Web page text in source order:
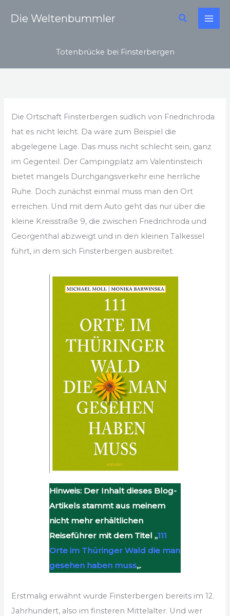
InhaltDie Weltenbummler Suchen
Totenbrücke bei Finsterbergen
Die Ortschaft Finsterbergen südlich von Friedrichroda
hat es nicht leicht. Da wäre zum Beispiel die
abgelegene Lage. Das muss nicht schlecht sein, ganz
im Gegenteil. Der Campingplatz am Valentinsteich
bietet mangels Durchgangsverkehr eine herrliche
Ruhe. Doch zunächst einmal muss man den Ort
erreichen. Und mit dem Auto geht das nur über die
kleine Kreisstraße 9, die zwischen Friedrichroda und
Georgenthal abzweigt und in den kleinen Talkessel
führt, in dem sich Finsterbergen ausbreitet.
Hinweis: Der Inhalt dieses Blog-
Artikels stammt aus meinem
nicht mehr erhältlichen
Reiseführer mit dem Titel „111
Orte im Thüringer Wald die man
gesehen haben muss„.
Erstmalig erwähnt wurde Finsterbergen bereits im 12.
Jahrhundert, also im finsteren Mittelalter. Und wer